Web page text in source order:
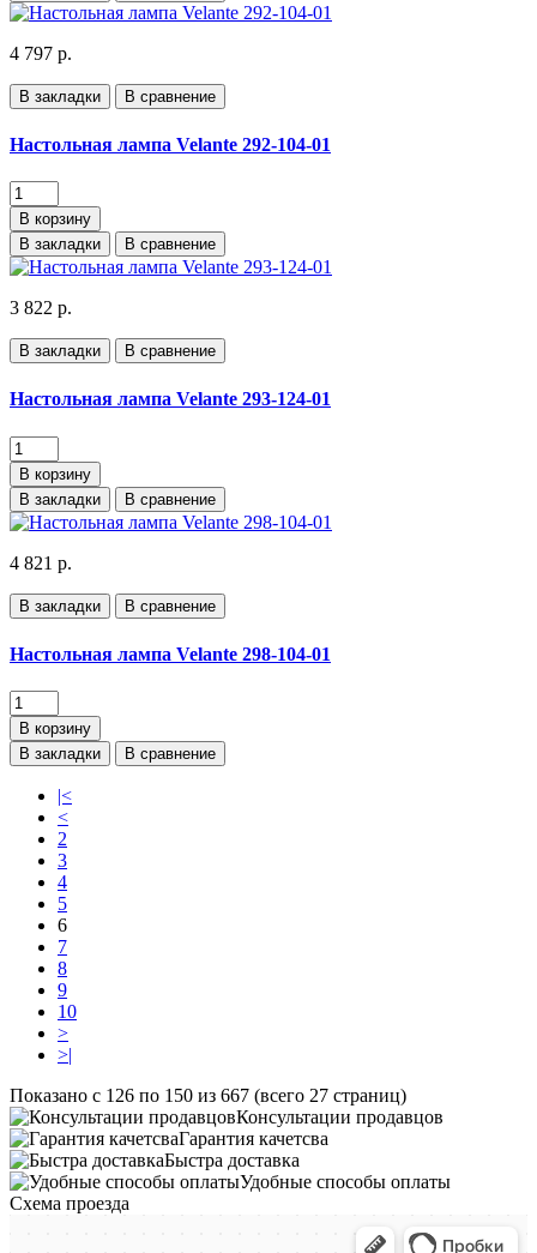
4 797 р.
В закладки В сравнение
Настольная лампа Velante 292-104-01
В корзину
В закладки
В сравнение
3 822 р.
В закладки В сравнение
Настольная лампа Velante 293-124-01
В корзину
В закладки
В сравнение
4 821 р.
В закладки В сравнение
Настольная лампа Velante 298-104-01
В корзину
В закладки
В сравнение
|<
<
2
3
4
5
6
7
8
9
10
>
>|
Показано с 126 по 150 из 667 (всего 27 страниц)
Консультации продавцов
Гарантия качетсва
Быстра доставка
Удобные способы оплаты
Схема проезда